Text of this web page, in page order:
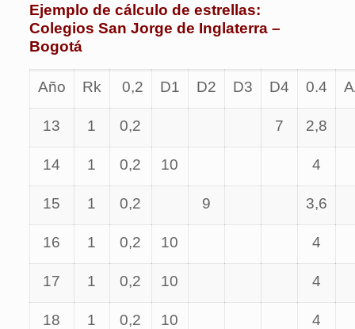
Ejemplo de cálculo de estrellas:
Colegios San Jorge de Inglaterra –
Bogotá
Año Rk 0,2 D1 D2 D3 D4 0.4
13 1 0,2 7 2,8
14 1 0,2 10 4
15 1 0,2 9 3,6
16 1 0,2 10 4
17 1 0,2 10 4
18 1 0,2 10 4